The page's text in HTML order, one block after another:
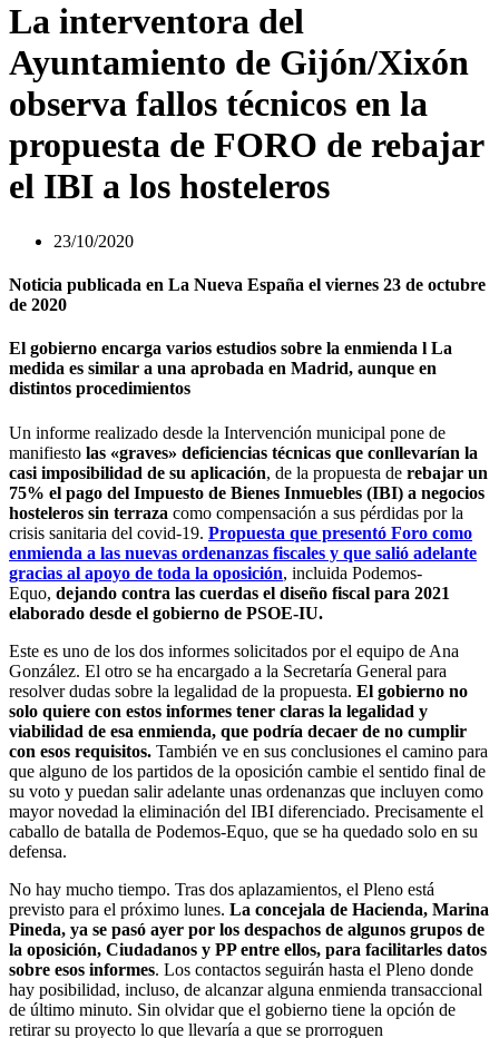
La interventora del
Ayuntamiento de Gijón/Xixón
observa fallos técnicos en la
propuesta de FORO de rebajar
el IBI a los hosteleros
23/10/2020
Noticia publicada en La Nueva España el viernes 23 de octubre
de 2020
El gobierno encarga varios estudios sobre la enmienda l La
medida es similar a una aprobada en Madrid, aunque en
distintos procedimientos
Un informe realizado desde la Intervención municipal pone de
manifiesto las «graves» deficiencias técnicas que conllevarían la
casi imposibilidad de su aplicación, de la propuesta de rebajar un
75% el pago del Impuesto de Bienes Inmuebles (IBI) a negocios
hosteleros sin terraza como compensación a sus pérdidas por la
crisis sanitaria del covid-19. Propuesta que presentó Foro como
enmienda a las nuevas ordenanzas fiscales y que salió adelante
gracias al apoyo de toda la oposición, incluida Podemos-
Equo, dejando contra las cuerdas el diseño fiscal para 2021
elaborado desde el gobierno de PSOE-IU.
Este es uno de los dos informes solicitados por el equipo de Ana
González. El otro se ha encargado a la Secretaría General para
resolver dudas sobre la legalidad de la propuesta. El gobierno no
solo quiere con estos informes tener claras la legalidad y
viabilidad de esa enmienda, que podría decaer de no cumplir
con esos requisitos. También ve en sus conclusiones el camino para
que alguno de los partidos de la oposición cambie el sentido final de
su voto y puedan salir adelante unas ordenanzas que incluyen como
mayor novedad la eliminación del IBI diferenciado. Precisamente el
caballo de batalla de Podemos-Equo, que se ha quedado solo en su
defensa.
No hay mucho tiempo. Tras dos aplazamientos, el Pleno está
previsto para el próximo lunes. La concejala de Hacienda, Marina
Pineda, ya se pasó ayer por los despachos de algunos grupos de
la oposición, Ciudadanos y PP entre ellos, para facilitarles datos
sobre esos informes. Los contactos seguirán hasta el Pleno donde
hay posibilidad, incluso, de alcanzar alguna enmienda transaccional
de último minuto. Sin olvidar que el gobierno tiene la opción de
retirar su proyecto lo que llevaría a que se prorroguen